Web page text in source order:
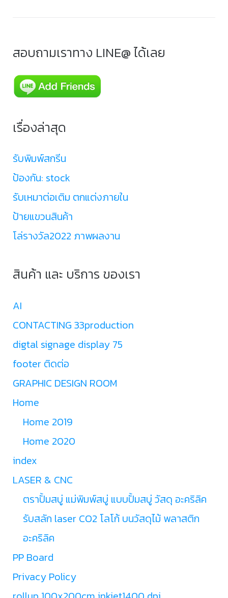
สอบถามเราทาง LINE@ ได้เลย
เรื่องล่าสุด
รับพิมพ์สกรีน
ป้องกัน: stock
รับเหมาต่อเติม ตกแต่งภายใน
ป้ายแขวนสินค้า
โล่รางวัล2022 ภาพผลงาน
สินค้า และ บริการ ของเรา
AI
CONTACTING 33production
digtal signage display 75
footer ติดต่อ
GRAPHIC DESIGN ROOM
Home
Home 2019
Home 2020
index
LASER & CNC
ตราปั้มสบู่ แม่พิมพ์สบู่ แบบปั้มสบู่ วัสดุ อะคริลิค
รับสลัก laser CO2 โลโก้ บนวัสดุไม้ พลาสติก
อะคริลิค
PP Board
Privacy Policy